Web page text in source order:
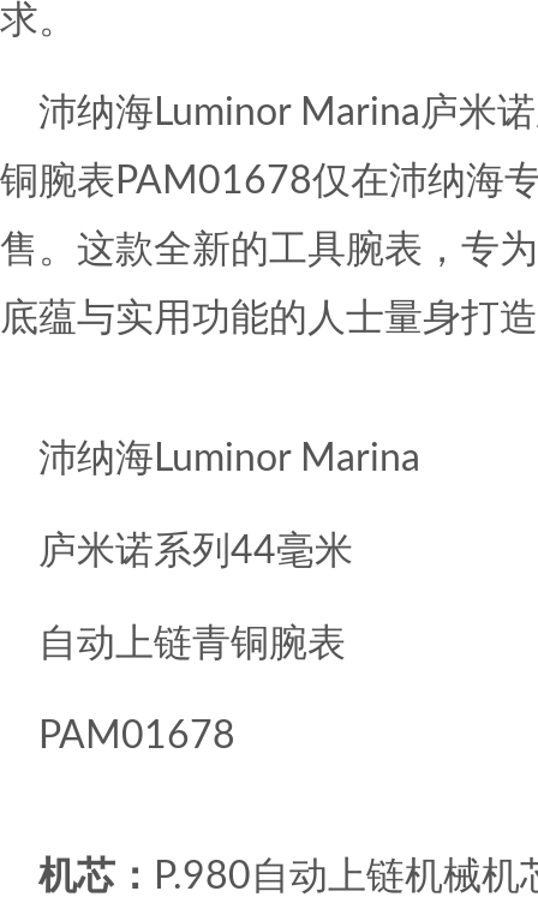
求。
沛纳海Luminor Marina庐米
铜腕表PAM01678仅在沛纳海
售。这款全新的工具腕表，专
底蕴与实用功能的人士量身打
沛纳海Luminor Marina
庐米诺系列44毫米
自动上链青铜腕表
PAM01678
机芯： P.980自动上链机械